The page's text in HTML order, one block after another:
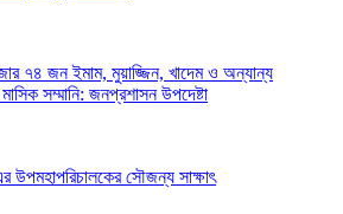
৭৪ জন ইমাম, মুয়াজ্জিন, খাদেম ও অন্যান্য
সম্মানি: জনপ্রশাসন উপদেষ্টা
উপমহাপরিচালকের সৌজন্য সাক্ষাৎ